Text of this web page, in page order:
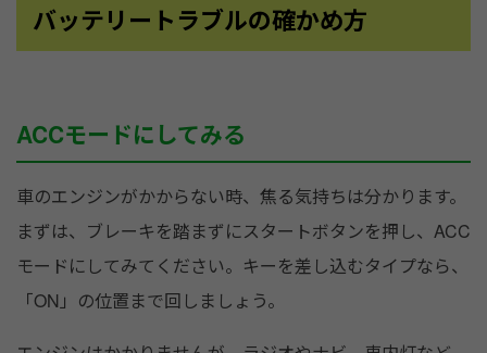
バッテリートラブルの確かめ方
ACCモードにしてみる
車のエンジンがかからない時、焦る気持ちは分かります。
まずは、ブレーキを踏まずにスタートボタンを押し、ACC
モードにしてみてください。キーを差し込むタイプなら、
「ON」の位置まで回しましょう。